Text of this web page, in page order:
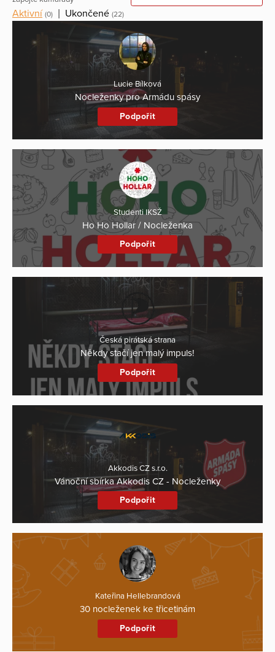
Aktivní (0) Ukončené (22)
Lucie Bílková
Nocleženky pro Armádu spásy
Podpořit
Studenti IKSŽ
Ho Ho Hollar / Nocleženka
Podpořit
Česká pirátská strana
Někdy stačí jen malý impuls!
Podpořit
Akkodis CZ s.r.o.
Vánoční sbírka Akkodis CZ - Nocleženky
Podpořit
Kateřina Hellebrandová
30 nocleženek ke třicetinám
Podpořit